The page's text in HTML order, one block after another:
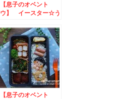
【息子のオベント
ウ】 イースター☆う
【息子のオベント